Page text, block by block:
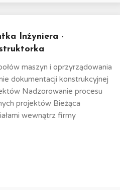
Inżyniera -
maszyn i oprzyrządowania
dokumentacji konstrukcyjnej
Nadzorowanie procesu
projektów Bieżąca
wewnątrz firmy